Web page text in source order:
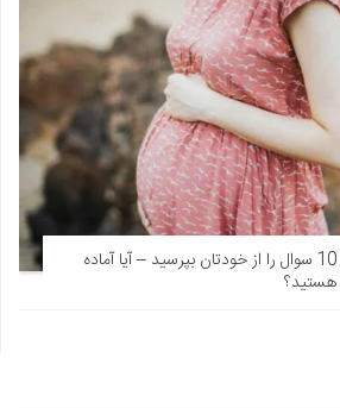
قبل از مادر شدن این 10 سوال را از خودتان بپرسید – آیا آماده